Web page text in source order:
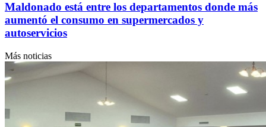
Maldonado está entre los departamentos donde más
aumentó el consumo en supermercados y
autoservicios
Más noticias